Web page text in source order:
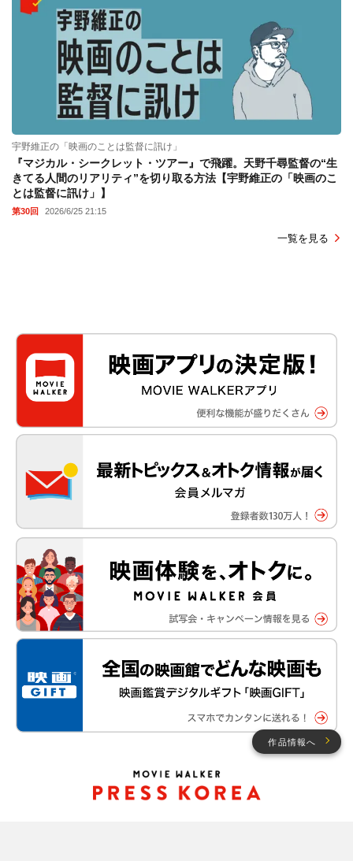
作品情報へ
宇野維正の「映画のことは監督に訊け」
『マジカル・シークレット・ツアー』で飛躍。天野千尋監督の“生
きてる人間のリアリティ”を切り取る方法【宇野維正の「映画のこ
とは監督に訊け」】
第30回 2026/6/25 21:15
一覧を見る